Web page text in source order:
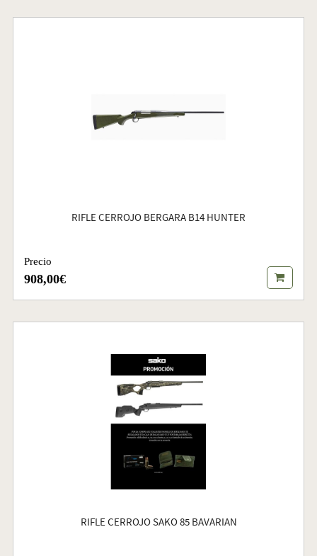
RIFLE CERROJO BERGARA B14 HUNTER
Precio
908,00€
RIFLE CERROJO SAKO 85 BAVARIAN